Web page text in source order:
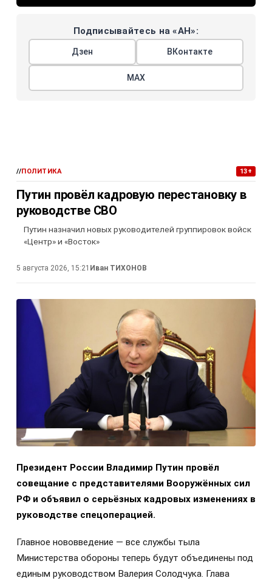
Подписывайтесь на «АН»:
Дзен ВКонтакте
МАХ
//ПОЛИТИКА 13+
Путин провёл кадровую перестановку в
руководстве СВО
Путин назначил новых руководителей группировок войск
«Центр» и «Восток»
5 августа 2026, 15:21 Иван ТИХОНОВ
Президент России Владимир Путин провёл
совещание с представителями Вооружённых сил
РФ и объявил о серьёзных кадровых изменениях в
руководстве спецоперацией.
Главное нововведение — все службы тыла
Министерства обороны теперь будут объединены под
единым руководством Валерия Солодчука. Глава